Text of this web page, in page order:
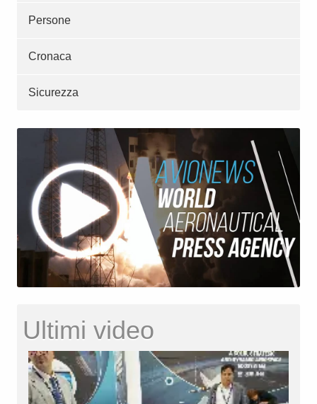
Persone
Cronaca
Sicurezza
Ultimi video